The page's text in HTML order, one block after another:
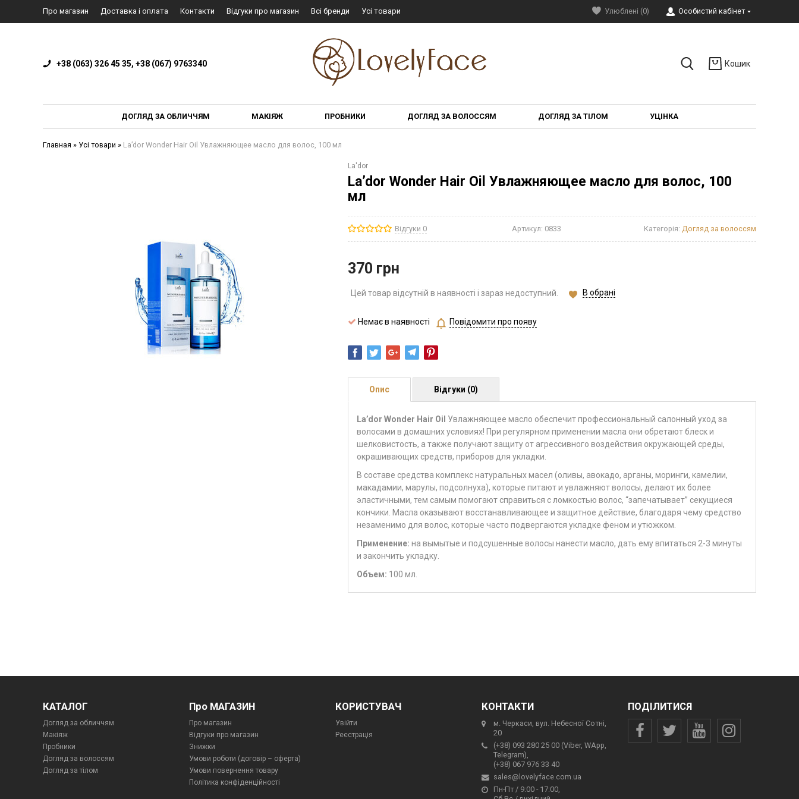
Про магазин Доставка і оплата Контакти Відгуки про магазин Всі бренди Усі товари Улюблені (0) Особистий кабінет
+38 (063) 326 45 35, +38 (067) 9763340 Кошик
ДОГЛЯД ЗА ОБЛИЧЧЯМ МАКІЯЖ ПРОБНИКИ ДОГЛЯД ЗА ВОЛОССЯМ ДОГЛЯД ЗА ТІЛОМ УЦІНКА
Главная » Усі товари » La’dor Wonder Hair Oil Увлажняющее масло для волос, 100 мл
La'dor
La’dor Wonder Hair Oil Увлажняющее масло для волос, 100
мл
Відгуки 0 Артикул: 0833 Категорія: Догляд за волоссям
370 грн
Цей товар відсутній в наявності і зараз недоступний. В обрані
Немає в наявності Повідомити про появу
Опис
La’dor Wonder Hair Oil Увлажняющее масло обеспечит профессиональный салонный уход за
волосами в домашних условиях! При регулярном применении масла они обретают блеск и
шелковистость, а также получают защиту от агрессивного воздействия окружающей среды,
окрашивающих средств, приборов для укладки.
В составе средства комплекс натуральных масел (оливы, авокадо, арганы, моринги, камелии,
макадамии, марулы, подсолнуха), которые питают и увлажняют волосы, делают их более
эластичными, тем самым помогают справиться с ломкостью волос, “запечатывает” секущиеся
кончики. Масла оказывают восстанавливающее и защитное действие, благодаря чему средство
незаменимо для волос, которые часто подвергаются укладке феном и утюжком.
Применение: на вымытые и подсушенные волосы нанести масло, дать ему впитаться 2-3 минуты
и закончить укладку.
Объем: 100 мл.
Відгуки (0)
КАТАЛОГ
Догляд за обличчям
Макіяж
Пробники
Догляд за волоссям
Догляд за тілом
Про МАГАЗИН
Про магазин
Відгуки про магазин
Знижки
Умови роботи (договір – оферта)
Умови повернення товару
Політика конфіденційності
КОРИСТУВАЧ
Увійти
Реєстрація
КОНТАКТИ
м. Черкаси, вул. Небесної Сотні,
20
(+38) 093 280 25 00 (Viber, WApp,
Telegram),
(+38) 067 976 33 40
sales@lovelyface.com.ua
Пн-Пт / 9:00 - 17:00,
ПОДІЛИТИСЯ